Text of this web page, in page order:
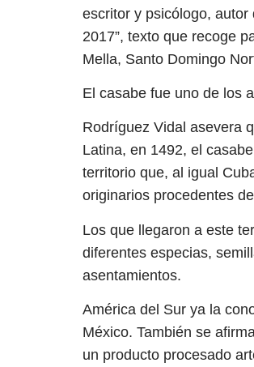
escritor y psicólogo, autor
2017”, texto que recoge
Mella, Santo Domingo
El casabe fue uno de los
Rodríguez Vidal asevera
Latina, en 1492, el
territorio que, al igual
originarios procedentes
Los que llegaron a este
diferentes especias,
asentamientos.
América del Sur ya la
México. También se
un producto procesado